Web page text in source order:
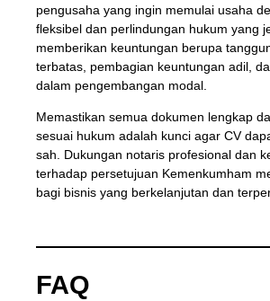
pengusaha yang ingin memulai usaha
fleksibel dan perlindungan hukum yang
memberikan keuntungan berupa
terbatas, pembagian keuntungan adil,
dalam pengembangan modal.
Memastikan semua dokumen lengkap
sesuai hukum adalah kunci agar CV
sah. Dukungan notaris profesional dan
terhadap persetujuan Kemenkumham
bagi bisnis yang berkelanjutan dan
FAQ